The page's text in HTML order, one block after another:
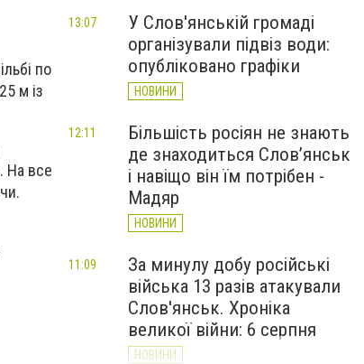
по
м із
На все
У Слов'янській громаді
організували підвіз води:
опубліковано графіки
НОВИНИ
13:07
Більшість росіян не знають
де знаходиться Слов’янськ
і навіщо він їм потрібен -
Мадяр
НОВИНИ
12:11
За минулу добу російські
війська 13 разів атакували
Слов'янськ. Хроніка
великої війни: 6 серпня
НОВИНИ
11:09